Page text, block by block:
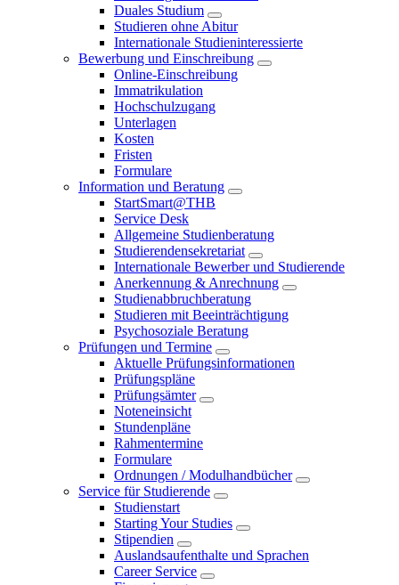
Duales Studium
Studieren ohne Abitur
Internationale Studieninteressierte
Bewerbung und Einschreibung
Online-Einschreibung
Immatrikulation
Hochschulzugang
Unterlagen
Kosten
Fristen
Formulare
Information und Beratung
StartSmart@THB
Service Desk
Allgemeine Studienberatung
Studierendensekretariat
Internationale Bewerber und Studierende
Anerkennung & Anrechnung
Studienabbruchberatung
Studieren mit Beeinträchtigung
Psychosoziale Beratung
Prüfungen und Termine
Aktuelle Prüfungsinformationen
Prüfungspläne
Prüfungsämter
Noteneinsicht
Stundenpläne
Rahmentermine
Formulare
Ordnungen / Modulhandbücher
Service für Studierende
Studienstart
Starting Your Studies
Stipendien
Auslandsaufenthalte und Sprachen
Career Service